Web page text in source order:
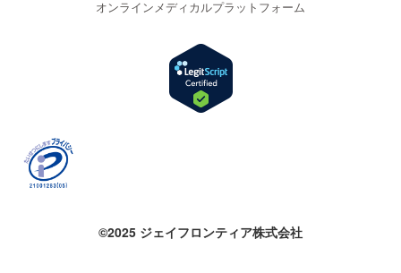
オンラインメディカルプラットフォーム
©2025 ジェイフロンティア株式会社